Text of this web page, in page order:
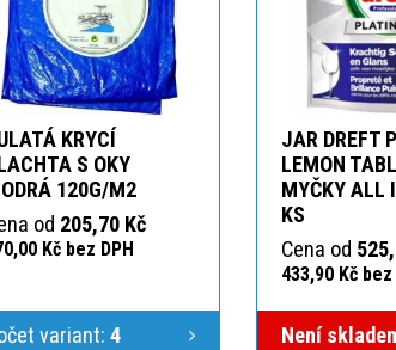
KRYCÍ
S OKY
120G/M2
od 205,70 Kč
Kč bez DPH
variant: 4
JAR DREFT
LEMON
MYČKY ALL
KS
Cena od
433,90 Kč bez
Není